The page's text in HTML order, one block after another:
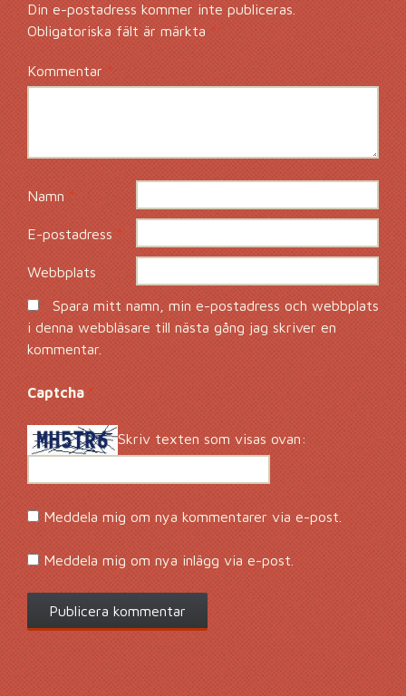
Din e-postadress kommer inte publiceras.
Obligatoriska fält är märkta *
Kommentar*
Namn*
E-postadress*
Webbplats
Spara mitt namn, min e-postadress och webbplats
i denna webbläsare till nästa gång jag skriver en
kommentar.
Captcha *
Skriv texten som visas ovan:
Meddela mig om nya kommentarer via e-post.
Meddela mig om nya inlägg via e-post.